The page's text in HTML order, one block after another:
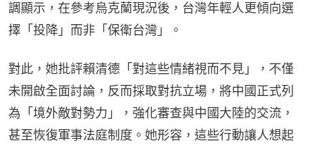
調顯示，在參考烏克蘭現況後，台灣年輕人更傾向選
擇「投降」而非「保衛台灣」。
對此，她批評賴清德「對這些情緒視而不見」，不僅
未開啟全面討論，反而採取對抗立場，將中國正式列
為「境外敵對勢力」，強化審查與中國大陸的交流，
甚至恢復軍事法庭制度。她形容，這些行動讓人想起